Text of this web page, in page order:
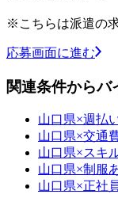
※こちらは派遣の求
応募画面に進む
関連条件からバ
山口県×週払
山口県×交通
山口県×スキ
山口県×制服
山口県×正社